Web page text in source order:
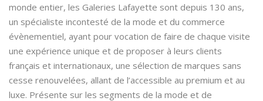
monde entier, les Galeries Lafayette sont depuis 130 ans,
un spécialiste incontesté de la mode et du commerce
évènementiel, ayant pour vocation de faire de chaque visite
une expérience unique et de proposer à leurs clients
français et internationaux, une sélection de marques sans
cesse renouvelées, allant de l’accessible au premium et au
luxe. Présente sur les segments de la mode et de